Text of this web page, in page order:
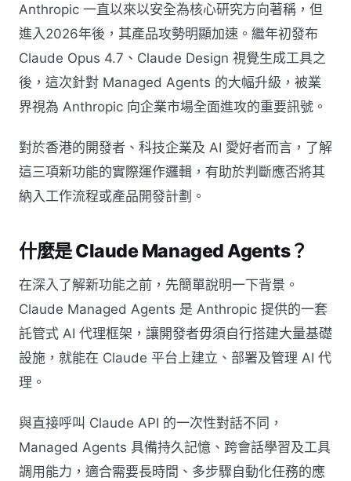
Anthropic 一直以來以安全為核心研究方向著稱，但
進入2026年後，其產品攻勢明顯加速。繼年初發布
Claude Opus 4.7、Claude Design 視覺生成工具之
後，這次針對 Managed Agents 的大幅升級，被業
界視為 Anthropic 向企業市場全面進攻的重要訊號。
對於香港的開發者、科技企業及 AI 愛好者而言，了解
這三項新功能的實際運作邏輯，有助於判斷應否將其
納入工作流程或產品開發計劃。
什麼是 Claude Managed Agents？
在深入了解新功能之前，先簡單說明一下背景。
Claude Managed Agents 是 Anthropic 提供的一套
託管式 AI 代理框架，讓開發者毋須自行搭建大量基礎
設施，就能在 Claude 平台上建立、部署及管理 AI 代
理。
與直接呼叫 Claude API 的一次性對話不同，
Managed Agents 具備持久記憶、跨會話學習及工具
調用能力，適合需要長時間、多步驟自動化任務的應